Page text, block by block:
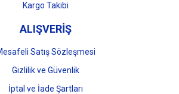
Kargo Takibi
ALIŞVERİŞ
Satış Sözleşmesi
Gizlilik ve Güvenlik
İptal ve İade Şartları